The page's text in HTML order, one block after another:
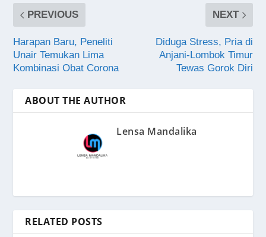
PREVIOUS
Harapan Baru, Peneliti
Unair Temukan Lima
Kombinasi Obat Corona
NEXT
Diduga Stress, Pria di
Anjani-Lombok Timur
Tewas Gorok Diri
ABOUT THE AUTHOR
Lensa Mandalika
RELATED POSTS